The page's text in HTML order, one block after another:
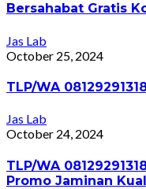
Bersahabat Gratis
Jas Lab
October 25, 2024
TLP/WA
Jas Lab
October 24, 2024
TLP/WA
Promo Jaminan